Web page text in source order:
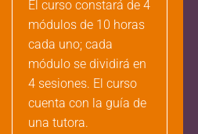
El curso constará de 4
módulos de 10 horas
cada uno; cada
módulo se dividirá en
4 sesiones. El curso
cuenta con la guía de
una tutora.